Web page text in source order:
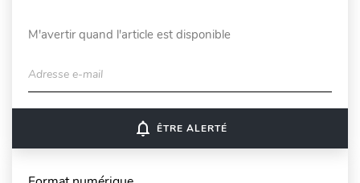
M'avertir quand l'article est disponible
Adresse e-mail
notifications_none ÊTRE ALERTÉ